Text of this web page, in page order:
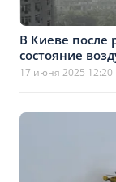
В Киеве после
состояние
17 июня 2025 12:20